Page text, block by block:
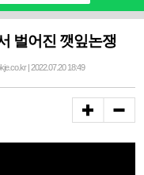
벌어진 깻잎논쟁
| 2022.07.20 18:49